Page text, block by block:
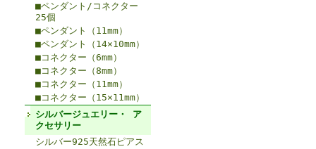
■ペンダント/コネクター
25個
■ペンダント（11mm）
■ペンダント（14×10mm）
■コネクター（6mm）
■コネクター（8mm）
■コネクター（11mm）
■コネクター（15×11mm）
シルバージュエリー・ ア
クセサリー
シルバー925天然石ピアス